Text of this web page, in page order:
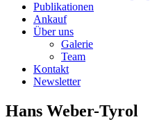
Publikationen
Ankauf
Über uns
Galerie
Team
Kontakt
Newsletter
Hans Weber-Tyrol